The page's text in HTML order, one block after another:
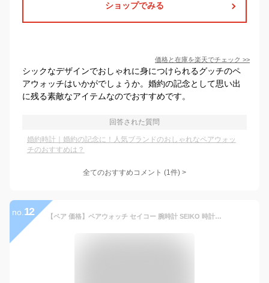
ショップでみる
価格と在庫を楽天でチェック >>
シックなデザインでおしゃれに身につけられるグッチのペ
アウォッチはいかがでしょうか。婚約の記念として思い出
に残る素敵なアイテムなのでおすすめです。
回答された質問
婚約時計｜婚約の記念に！人気ブランドのおしゃれなペアウォッ
チのおすすめは？
全てのおすすめコメント (1件) >
no. 12 【ペア 価格】ペアウォッチ セイコー 腕時計 SEIKO 時計 セイコー時計 メンズ レディース 男性 女性 セット 夫婦 カップル 恋人 パートナー 夫 妻 お揃い 電波時計 ソーラー 電波 電波ソーラー 人気 ブランド プレゼント 人気 記念日 婚約 結婚記念日 祝い シンプル 防水